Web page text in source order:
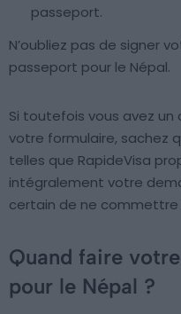
passeport.
N’oubliez pas de signer
passeport pour le Népal.
Si toutefois vous avez
votre formulaire, sachez
telles que RapideVisa
intégralement votre
certain de ne commettre
Quand faire
pour le Népal ?